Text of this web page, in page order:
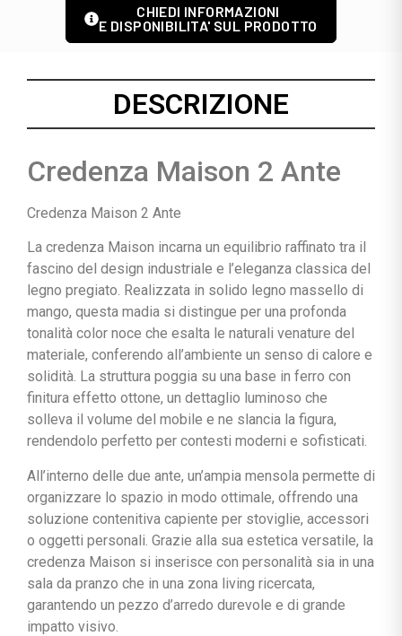
CHIEDI INFORMAZIONI
E DISPONIBILITA' SUL PRODOTTO
DESCRIZIONE
Credenza Maison 2 Ante
Credenza Maison 2 Ante
La credenza Maison incarna un equilibrio raffinato tra il
fascino del design industriale e l’eleganza classica del
legno pregiato. Realizzata in solido legno massello di
mango, questa madia si distingue per una profonda
tonalità color noce che esalta le naturali venature del
materiale, conferendo all’ambiente un senso di calore e
solidità. La struttura poggia su una base in ferro con
finitura effetto ottone, un dettaglio luminoso che
solleva il volume del mobile e ne slancia la figura,
rendendolo perfetto per contesti moderni e sofisticati.
All’interno delle due ante, un’ampia mensola permette di
organizzare lo spazio in modo ottimale, offrendo una
soluzione contenitiva capiente per stoviglie, accessori
o oggetti personali. Grazie alla sua estetica versatile, la
credenza Maison si inserisce con personalità sia in una
sala da pranzo che in una zona living ricercata,
garantendo un pezzo d’arredo durevole e di grande
impatto visivo.